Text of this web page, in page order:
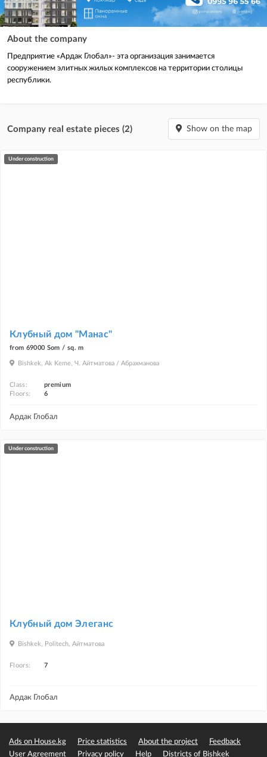
About the company
Предприятие «Ардак Глобал»- эта организация занимается
сооружением элитных жилых комплексов на территории столицы
республики.
Company real estate pieces (2) Show on the map
under construction
Клубный дом "Манас"
from 69000 Som / sq. m
Bishkek, Ak Keme, Ч. Айтматова / Абрахманова
Class:
premium
Floors:
6
Ардак Глобал
under construction
Клубный дом Элеганс
Bishkek, Politech, Айтматова
Floors: 7
Ардак Глобал
Ads on House.kg Price statistics About the project
Feedback
User Agreement
Privacy policy Help Districts of Bishkek